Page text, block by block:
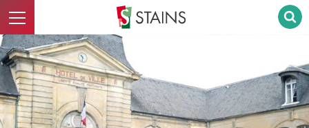
Ouvrir le menu Stains - Retour à l'accueil